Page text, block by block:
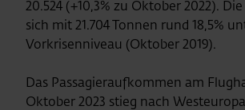
20.524 (+10,3% zu Oktober 2022).
sich mit 21.704 Tonnen rund 18,5%
Vorkrisenniveau (Oktober 2019).
Das Passagieraufkommen am
Oktober 2023 stieg nach Westeuropa